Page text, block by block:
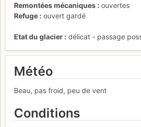
Remontées mécaniques
ouvertes
Refuge
ouvert gardé
Etat du glacier délicat - passage
Météo
Beau, pas froid, peu de vent
Conditions